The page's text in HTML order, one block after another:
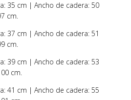
35 cm | Ancho de cadera: 50
cm.
37 cm | Ancho de cadera: 51
cm.
39 cm | Ancho de cadera: 53
cm.
41 cm | Ancho de cadera: 55